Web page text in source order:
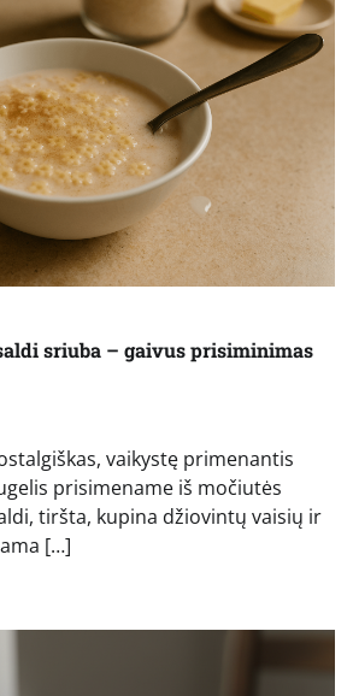
sriuba – gaivus prisiminimas
vaikystę primenantis
prisimename iš močiutės
tiršta, kupina džiovintų vaisių ir
[…]